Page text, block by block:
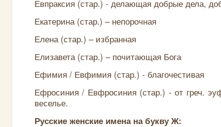
Евпраксия (стар.) - делающая добрые дела,
Екатерина (стар.) – непорочная
Елена (стар.) – избранная
Елизавета (стар.) – почитающая Бога
Ефимия / Евфимия (стар.) - благочестивая
Ефросиния / Евфросиния (стар.) - от греч.
веселье.
Русские женские имена на букву Ж: